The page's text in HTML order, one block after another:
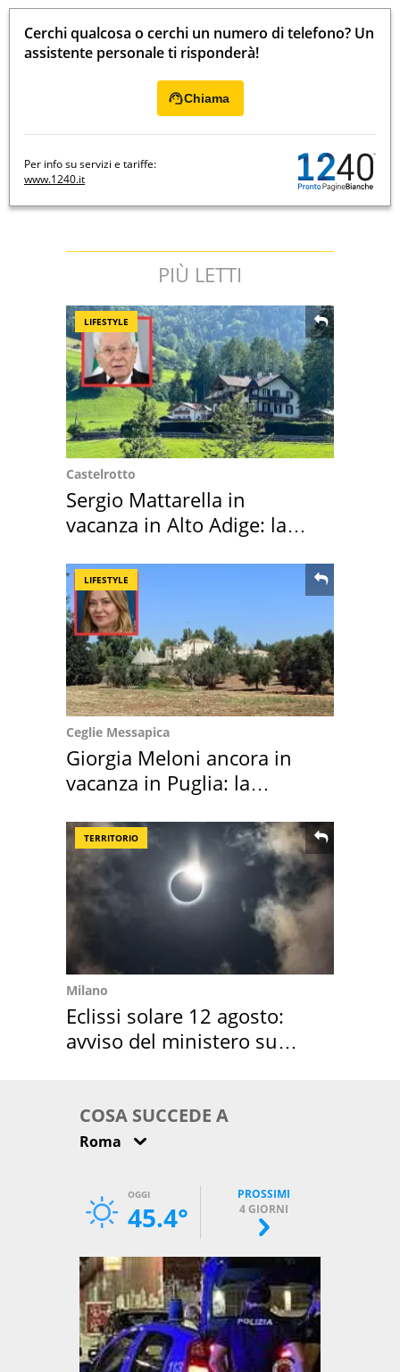
Cerchi qualcosa o cerchi un numero di telefono? Un
assistente personale ti risponderà!
Chiama
Per info su servizi e tariffe:
www.1240.it
PIÙ LETTI
LIFESTYLE
Castelrotto
Sergio Mattarella in
vacanza in Alto Adige: la
LIFESTYLE
Ceglie Messapica
Giorgia Meloni ancora in
vacanza in Puglia: la
TERRITORIO
Milano
Eclissi solare 12 agosto:
avviso del ministero su